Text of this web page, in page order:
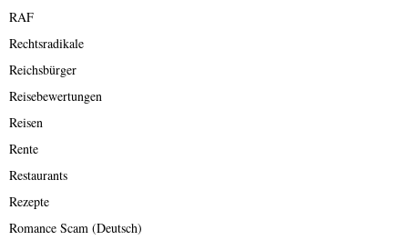
RAF
Rechtsradikale
Reichsbürger
Reisebewertungen
Reisen
Rente
Restaurants
Rezepte
Romance Scam (Deutsch)